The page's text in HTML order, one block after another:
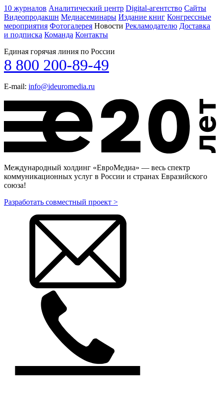
10 журналов Аналитический центр Digital-агентство Сайты
Видеопродакшн Медиасеминары Издание книг Конгрессные
мероприятия Фотогалерея Новости Рекламодателю Доставка
и подписка Команда Контакты
Единая горячая линия по России
8 800 200-89-49
E-mail: info@ideuromedia.ru
Международный холдинг «ЕвроМедиа» — весь спектр
коммуникационных услуг в России и странах Евразийского
союза!
Разработать совместный проект >